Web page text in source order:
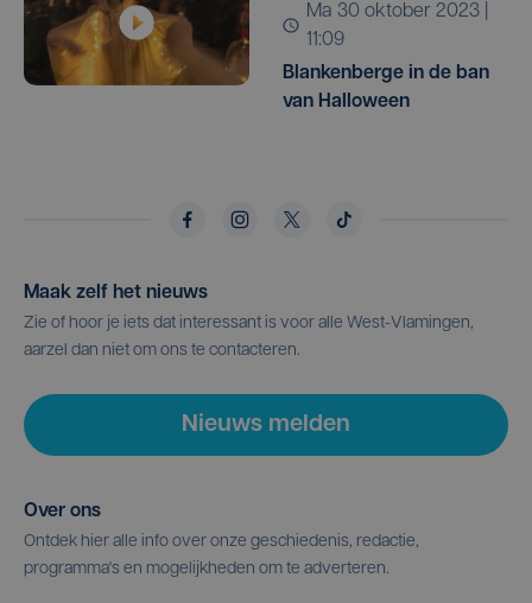
ma 30 oktober 2023 |
11:09
Blankenberge in de ban
van Halloween
Maak zelf het nieuws
Zie of hoor je iets dat interessant is voor alle West-Vlamingen,
aarzel dan niet om ons te contacteren.
Nieuws melden
Over ons
Ontdek hier alle info over onze geschiedenis, redactie,
programma's en mogelijkheden om te adverteren.